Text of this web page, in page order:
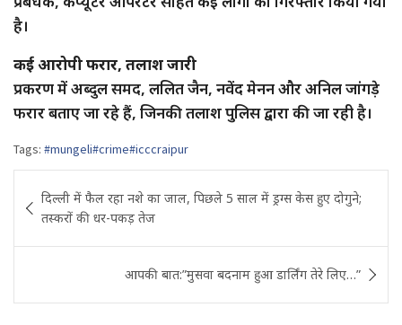
है।
कई आरोपी फरार, तलाश जारी
प्रकरण में अब्दुल समद, ललित जैन, नवेंद मेनन और अनिल जांगड़े
फरार बताए जा रहे हैं, जिनकी तलाश पुलिस द्वारा की जा रही है।
Tags: #mungeli#crime#icccraipur
navigation
दिल्ली में फैल रहा नशे का जाल, पिछले 5 साल में ड्रग्स केस हुए दोगुने;
तस्करों की धर-पकड़ तेज
आपकी बात:”मुसवा बदनाम हुआ डार्लिंग तेरे लिए…”